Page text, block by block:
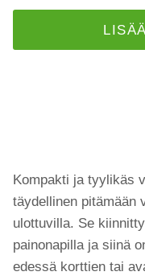
Kompakti ja tyylikäs
täydellinen pitämään
ulottuvilla. Se
painonapilla ja siinä
edessä korttien tai